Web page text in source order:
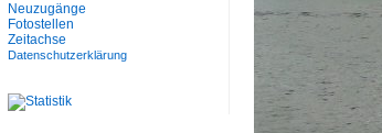
Neuzugänge
Fotostellen
Zeitachse
Datenschutzerklärung